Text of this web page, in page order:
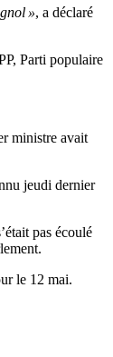
», a déclaré
Parti populaire
ministre avait
jeudi dernier
pas écoulé
le 12 mai.